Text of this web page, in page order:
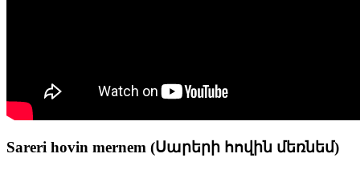
Sareri hovin mernem (Սարերի հովին մեռնեմ)